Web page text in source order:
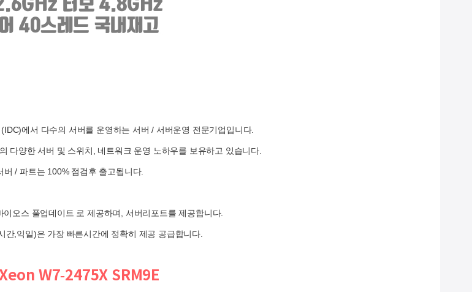
에서 다수의 서버를 운영하는 서버 / 서버운영 전문기업입니다.
다양한 서버 및 스위치, 네트워크 운영 노하우를 보유하고 있습니다.
버 / 파트는 100% 점검후 출고됩니다.
오스 풀업데이트 로 제공하며, 서버리포트를 제공합니다.
간,익일)은 가장 빠른시간에 정확히 제공 공급합니다.
W7-2475X SRM9E